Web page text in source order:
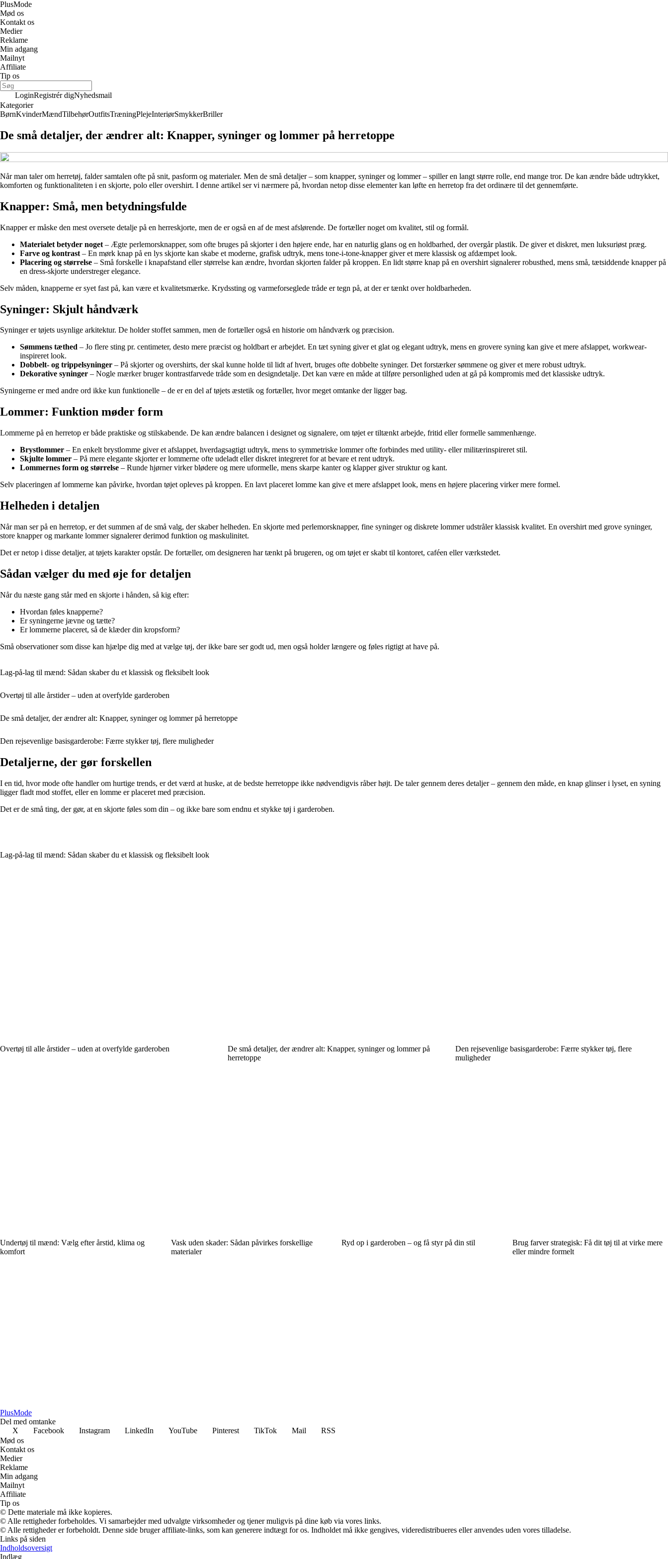
PlusMode
Mød os
Kontakt os
Medier
Reklame
Min adgang
Mailnyt
Affiliate
Tip os
LoginRegistrér digNyhedsmail
Kategorier
BørnKvinderMændTilbehørOutfitsTræningPlejeInteriørSmykkerBriller
De små detaljer, der ændrer alt: Knapper, syninger og lommer på herretoppe
Når man taler om herretøj, falder samtalen ofte på snit, pasform og materialer. Men de små detaljer – som knapper, syninger og lommer – spiller en langt større rolle, end mange tror. De kan ændre både udtrykket,
komforten og funktionaliteten i en skjorte, polo eller overshirt. I denne artikel ser vi nærmere på, hvordan netop disse elementer kan løfte en herretop fra det ordinære til det gennemførte.
Knapper: Små, men betydningsfulde
Knapper er måske den mest oversete detalje på en herreskjorte, men de er også en af de mest afslørende. De fortæller noget om kvalitet, stil og formål.
Materialet betyder noget – Ægte perlemorsknapper, som ofte bruges på skjorter i den højere ende, har en naturlig glans og en holdbarhed, der overgår plastik. De giver et diskret, men luksuriøst præg.
Farve og kontrast – En mørk knap på en lys skjorte kan skabe et moderne, grafisk udtryk, mens tone-i-tone-knapper giver et mere klassisk og afdæmpet look.
Placering og størrelse – Små forskelle i knapafstand eller størrelse kan ændre, hvordan skjorten falder på kroppen. En lidt større knap på en overshirt signalerer robusthed, mens små, tætsiddende knapper på
en dress-skjorte understreger elegance.
Selv måden, knapperne er syet fast på, kan være et kvalitetsmærke. Krydssting og varmeforseglede tråde er tegn på, at der er tænkt over holdbarheden.
Syninger: Skjult håndværk
Syninger er tøjets usynlige arkitektur. De holder stoffet sammen, men de fortæller også en historie om håndværk og præcision.
Sømmens tæthed – Jo flere sting pr. centimeter, desto mere præcist og holdbart er arbejdet. En tæt syning giver et glat og elegant udtryk, mens en grovere syning kan give et mere afslappet, workwear-
inspireret look.
Dobbelt- og trippelsyninger – På skjorter og overshirts, der skal kunne holde til lidt af hvert, bruges ofte dobbelte syninger. Det forstærker sømmene og giver et mere robust udtryk.
Dekorative syninger – Nogle mærker bruger kontrastfarvede tråde som en designdetalje. Det kan være en måde at tilføre personlighed uden at gå på kompromis med det klassiske udtryk.
Syningerne er med andre ord ikke kun funktionelle – de er en del af tøjets æstetik og fortæller, hvor meget omtanke der ligger bag.
Lommer: Funktion møder form
Lommerne på en herretop er både praktiske og stilskabende. De kan ændre balancen i designet og signalere, om tøjet er tiltænkt arbejde, fritid eller formelle sammenhænge.
Brystlommer – En enkelt brystlomme giver et afslappet, hverdagsagtigt udtryk, mens to symmetriske lommer ofte forbindes med utility- eller militærinspireret stil.
Skjulte lommer – På mere elegante skjorter er lommerne ofte udeladt eller diskret integreret for at bevare et rent udtryk.
Lommernes form og størrelse – Runde hjørner virker blødere og mere uformelle, mens skarpe kanter og klapper giver struktur og kant.
Selv placeringen af lommerne kan påvirke, hvordan tøjet opleves på kroppen. En lavt placeret lomme kan give et mere afslappet look, mens en højere placering virker mere formel.
Helheden i detaljen
Når man ser på en herretop, er det summen af de små valg, der skaber helheden. En skjorte med perlemorsknapper, fine syninger og diskrete lommer udstråler klassisk kvalitet. En overshirt med grove syninger,
store knapper og markante lommer signalerer derimod funktion og maskulinitet.
Det er netop i disse detaljer, at tøjets karakter opstår. De fortæller, om designeren har tænkt på brugeren, og om tøjet er skabt til kontoret, caféen eller værkstedet.
Sådan vælger du med øje for detaljen
Når du næste gang står med en skjorte i hånden, så kig efter:
Hvordan føles knapperne?
Er syningerne jævne og tætte?
Er lommerne placeret, så de klæder din kropsform?
Små observationer som disse kan hjælpe dig med at vælge tøj, der ikke bare ser godt ud, men også holder længere og føles rigtigt at have på.
Lag-på-lag til mænd: Sådan skaber du et klassisk og fleksibelt look
Overtøj til alle årstider – uden at overfylde garderoben
De små detaljer, der ændrer alt: Knapper, syninger og lommer på herretoppe
Den rejsevenlige basisgarderobe: Færre stykker tøj, flere muligheder
Detaljerne, der gør forskellen
I en tid, hvor mode ofte handler om hurtige trends, er det værd at huske, at de bedste herretoppe ikke nødvendigvis råber højt. De taler gennem deres detaljer – gennem den måde, en knap glinser i lyset, en syning
ligger fladt mod stoffet, eller en lomme er placeret med præcision.
Det er de små ting, der gør, at en skjorte føles som din – og ikke bare som endnu et stykke tøj i garderoben.
Lag-på-lag til mænd: Sådan skaber du et klassisk og fleksibelt look
Overtøj til alle årstider – uden at overfylde garderoben
De små detaljer, der ændrer alt: Knapper, syninger og lommer på
herretoppe
Den rejsevenlige basisgarderobe: Færre stykker tøj, flere
muligheder
Undertøj til mænd: Vælg efter årstid, klima og
komfort
Vask uden skader: Sådan påvirkes forskellige
materialer
Ryd op i garderoben – og få styr på din stil
Brug farver strategisk: Få dit tøj til at virke mere
eller mindre formelt
PlusMode
Del med omtanke
X
Facebook Instagram LinkedIn YouTube Pinterest TikTok Mail
RSS
Mød os
Kontakt os
Medier
Reklame
Min adgang
Mailnyt
Affiliate
Tip os
© Dette materiale må ikke kopieres.
© Alle rettigheder forbeholdes. Vi samarbejder med udvalgte virksomheder og tjener muligvis på dine køb via vores links.
© Alle rettigheder er forbeholdt. Denne side bruger affiliate-links, som kan generere indtægt for os. Indholdet må ikke gengives, videredistribueres eller anvendes uden vores tilladelse.
Links på siden
Indholdsoversigt
Indlæg